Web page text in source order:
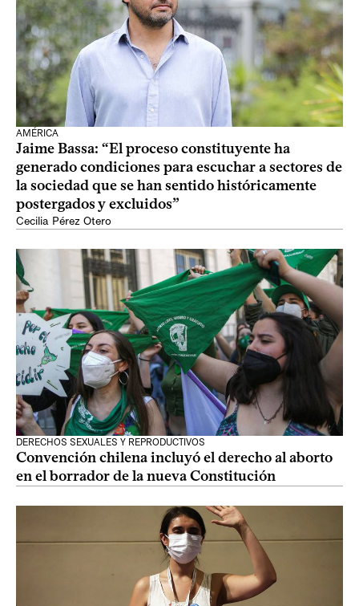
AMÉRICA
Jaime Bassa: “El proceso constituyente ha
generado condiciones para escuchar a sectores de
la sociedad que se han sentido históricamente
postergados y excluidos”
Cecilia Pérez Otero
DERECHOS SEXUALES Y REPRODUCTIVOS
Convención chilena incluyó el derecho al aborto
en el borrador de la nueva Constitución